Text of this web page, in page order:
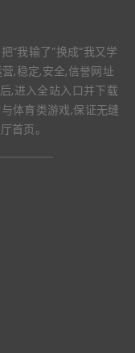
“我输了”换成“我又学
,稳定,安全,信誉网址
,进入全站入口并下载
体育类游戏,保证无缝
首页。